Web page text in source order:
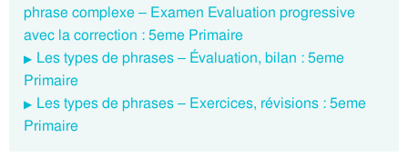
phrase complexe – Examen Evaluation progressive
avec la correction : 5eme Primaire
Les types de phrases – Évaluation, bilan : 5eme
Primaire
Les types de phrases – Exercices, révisions : 5eme
Primaire